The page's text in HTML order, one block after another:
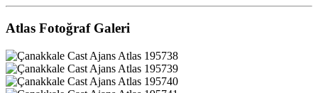
Atlas Fotoğraf Galeri